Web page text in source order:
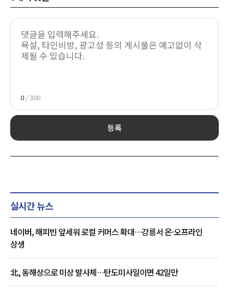
0 / 300
등록
실시간 뉴스
네이버, 해피빈 앞세워 로컬 커머스 확대…강릉서 온·오프라인
상생
北, 동해상으로 미상 발사체…탄도미사일이면 42일만